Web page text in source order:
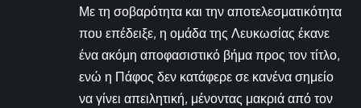
Με τη σοβαρότητα και την αποτελεσματικότητα
που επέδειξε, η ομάδα της Λευκωσίας έκανε
ένα ακόμη αποφασιστικό βήμα προς τον τίτλο,
ενώ η Πάφος δεν κατάφερε σε κανένα σημείο
να γίνει απειλητική, μένοντας μακριά από τον